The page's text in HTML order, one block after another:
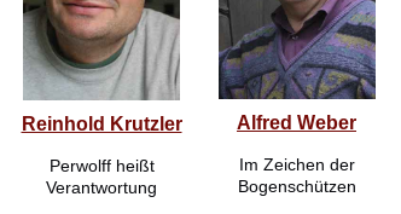
Reinhold Krutzler
Perwolff heißt
Verantwortung
Alfred Weber
Im Zeichen der
Bogenschützen